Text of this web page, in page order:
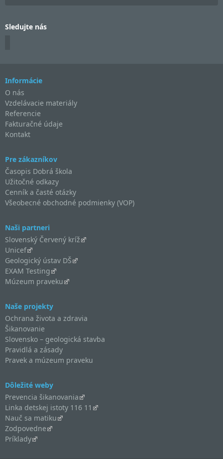
Sledujte nás
Informácie
O nás
Vzdelávacie materiály
Referencie
Fakturačné údaje
Kontakt
Pre zákazníkov
Časopis Dobrá škola
Užitočné odkazy
Cenník a časté otázky
Všeobecné obchodné podmienky (VOP)
Naši partneri
Slovenský Červený kríž
Unicef
Geologický ústav DŠ
EXAM Testing
Múzeum praveku
Naše projekty
Ochrana života a zdravia
Šikanovanie
Slovensko – geologická stavba
Pravidlá a zásady
Pravek a múzeum praveku
Dôležité weby
Prevencia šikanovania
Linka detskej istoty 116 11
Nauč sa matiku
Zodpovedne
Príklady